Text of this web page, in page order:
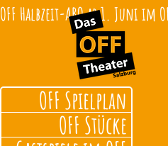
OFF Halbzeit-ABO ab 1. Juni
OFF Spielplan
OFF Stücke